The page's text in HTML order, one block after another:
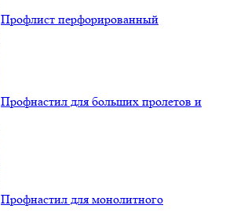
Профлист перфорированный
Профнастил для больших пролетов и
Профнастил для монолитного